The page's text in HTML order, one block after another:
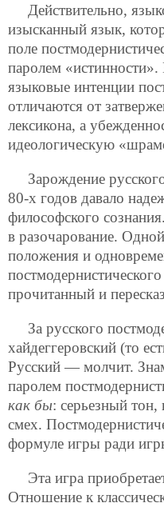
Действительно,
изысканный язык,
поле
паролем
языковые интенции
отличаются от
лексикона, а
идеологическую
Зарождение
80-х годов давало
философского
в разочарование.
положения и
прочитанный и
За русского
хайдеггеровский (то
Русский — молчит.
паролем
как бы: серьезный
смех.
формуле игры ради
Эта игра
Отношение к